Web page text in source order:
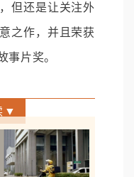
但还是让关注外
之作，并且荣获
事片奖。
▼